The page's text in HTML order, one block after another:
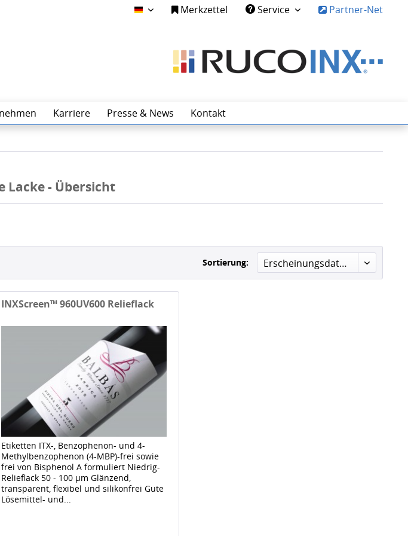
DeutschMerkzettel Service Partner-Net
Karriere Presse & News Kontakt
Lacke - Übersicht
Sortierung: Erscheinungsdatum
INXScreen™ 960UV600 Relieflack
Etiketten ITX-, Benzophenon- und 4-
Methylbenzophenon (4-MBP)-frei sowie
frei von Bisphenol A formuliert Niedrig-
Relieflack 50 - 100 μm Glänzend,
transparent, flexibel und silikonfrei Gute
Lösemittel- und...